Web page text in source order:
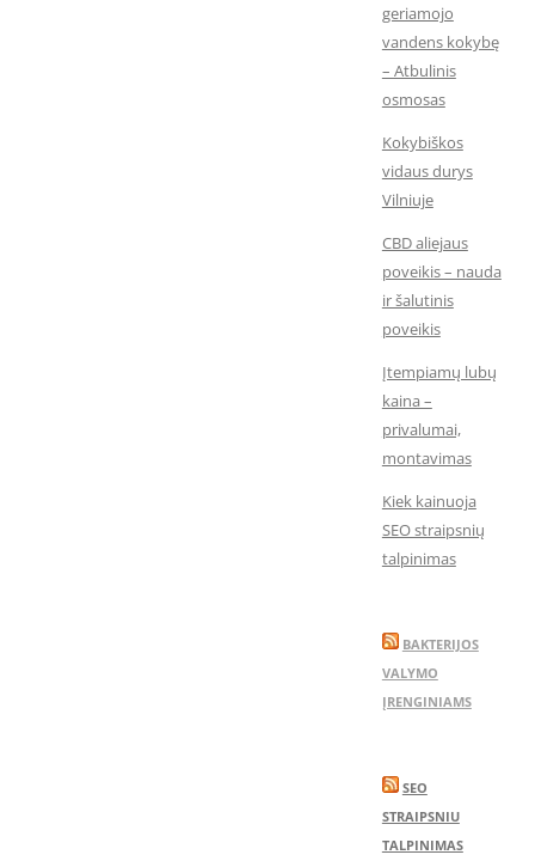
geriamojo
vandens kokybę
– Atbulinis
osmosas
Kokybiškos
vidaus durys
Vilniuje
CBD aliejaus
poveikis – nauda
ir šalutinis
poveikis
Įtempiamų lubų
kaina –
privalumai,
montavimas
Kiek kainuoja
SEO straipsnių
talpinimas
BAKTERIJOS
VALYMO
ĮRENGINIAMS
SEO
STRAIPSNIU
TALPINIMAS